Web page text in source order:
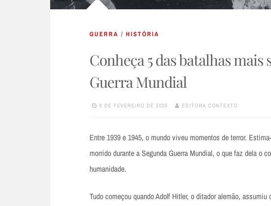
GUERRA / HISTÓRIA
Conheça 5 das batalhas mais
Guerra Mundial
8 DE FEVEREIRO DE 2020 EDITORA CONTEXTO
Entre 1939 e 1945, o mundo viveu momentos de terror.
morrido durante a Segunda Guerra Mundial, o que faz dela o
humanidade.
Tudo começou quando Adolf Hitler, o ditador alemão,